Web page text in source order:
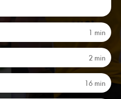
1 min
2 min
16 min